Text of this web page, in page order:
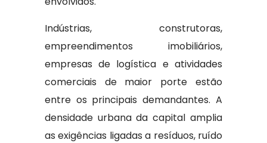
Indústrias, construtoras,
empreendimentos imobiliários,
empresas de logística e atividades
comerciais de maior porte estão
entre os principais demandantes. A
densidade urbana da capital amplia
as exigências ligadas a resíduos, ruído